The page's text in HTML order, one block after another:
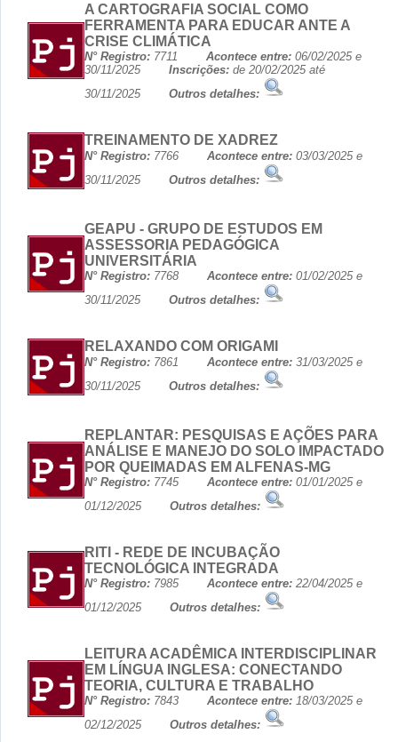
A CARTOGRAFIA SOCIAL COMO
FERRAMENTA PARA EDUCAR ANTE A
CRISE CLIMÁTICA
N° Registro: 7711 Acontece entre: 06/02/2025 e
30/11/2025 Inscrições: de 20/02/2025 até
30/11/2025 Outros detalhes:
TREINAMENTO DE XADREZ
N° Registro: 7766 Acontece entre: 03/03/2025 e
30/11/2025 Outros detalhes:
GEAPU - GRUPO DE ESTUDOS EM
ASSESSORIA PEDAGÓGICA
UNIVERSITÁRIA
N° Registro: 7768 Acontece entre: 01/02/2025 e
30/11/2025 Outros detalhes:
RELAXANDO COM ORIGAMI
N° Registro: 7861 Acontece entre: 31/03/2025 e
30/11/2025 Outros detalhes:
REPLANTAR: PESQUISAS E AÇÕES PARA
ANÁLISE E MANEJO DO SOLO IMPACTADO
POR QUEIMADAS EM ALFENAS-MG
N° Registro: 7745 Acontece entre: 01/01/2025 e
01/12/2025 Outros detalhes:
RITI - REDE DE INCUBAÇÃO
TECNOLÓGICA INTEGRADA
N° Registro: 7985 Acontece entre: 22/04/2025 e
01/12/2025 Outros detalhes:
LEITURA ACADÊMICA INTERDISCIPLINAR
EM LÍNGUA INGLESA: CONECTANDO
TEORIA, CULTURA E TRABALHO
N° Registro: 7843 Acontece entre: 18/03/2025 e
02/12/2025 Outros detalhes: